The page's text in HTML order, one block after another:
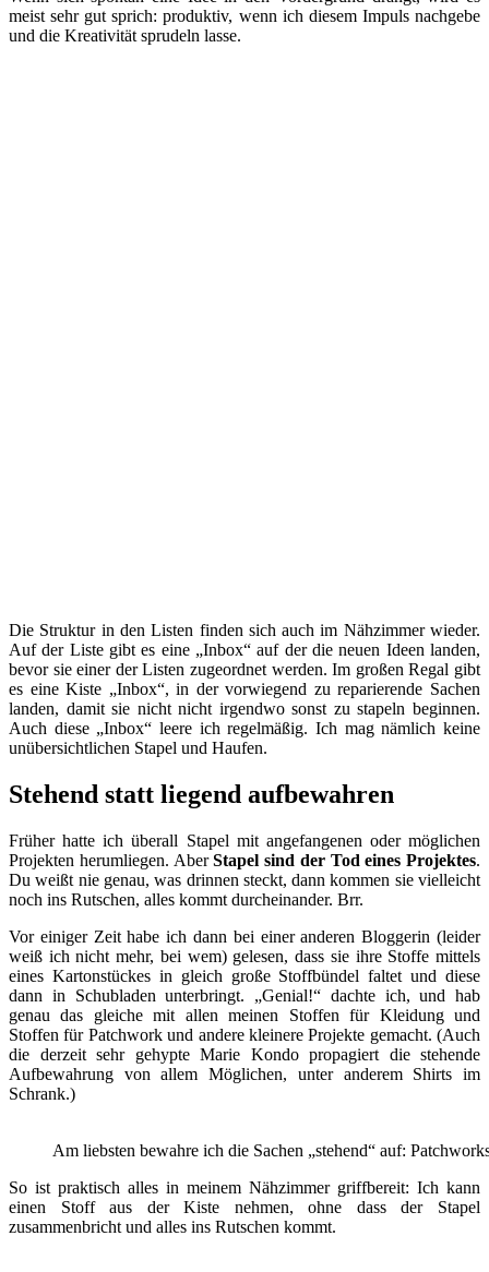
meist sehr gut sprich: produktiv, wenn ich diesem Impuls nachgebe
und die Kreativität sprudeln lasse.
Die Struktur in den Listen finden sich auch im Nähzimmer wieder.
Auf der Liste gibt es eine „Inbox“ auf der die neuen Ideen landen,
bevor sie einer der Listen zugeordnet werden. Im großen Regal gibt
es eine Kiste „Inbox“, in der vorwiegend zu reparierende Sachen
landen, damit sie nicht nicht irgendwo sonst zu stapeln beginnen.
Auch diese „Inbox“ leere ich regelmäßig. Ich mag nämlich keine
unübersichtlichen Stapel und Haufen.
Stehend statt liegend aufbewahren
Früher hatte ich überall Stapel mit angefangenen oder möglichen
Projekten herumliegen. AberStapel sind der Tod eines Projektes.
Du weißt nie genau, was drinnen steckt, dann kommen sie vielleicht
noch ins Rutschen, alles kommt durcheinander. Brr.
Vor einiger Zeit habe ich dann bei einer anderen Bloggerin (leider
weiß ich nicht mehr, bei wem) gelesen, dass sie ihre Stoffe mittels
eines Kartonstückes in gleich große Stoffbündel faltet und diese
dann in Schubladen unterbringt. „Genial!“ dachte ich, und hab
genau das gleiche mit allen meinen Stoffen für Kleidung und
Stoffen für Patchwork und andere kleinere Projekte gemacht. (Auch
die derzeit sehr gehypte Marie Kondo propagiert die stehende
Aufbewahrung von allem Möglichen, unter anderem Shirts im
Schrank.)
Am liebsten bewahre ich die Sachen „stehend“ auf:
So ist praktisch alles in meinem Nähzimmer griffbereit: Ich kann
einen Stoff aus der Kiste nehmen, ohne dass der Stapel
zusammenbricht und alles ins Rutschen kommt.